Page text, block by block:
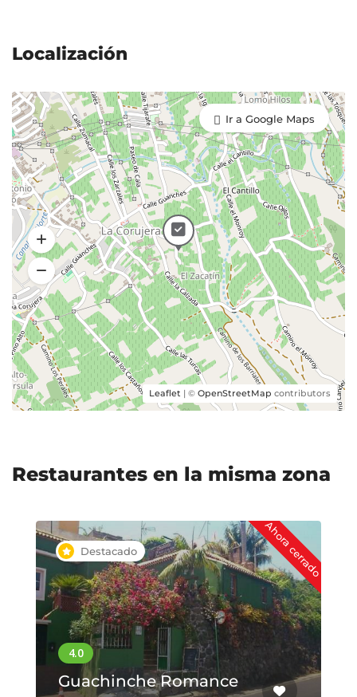
Localización
Leaflet | © OpenStreetMap contributors
Ir a Google Maps
Restaurantes en la misma zona
Guachinche Saturio